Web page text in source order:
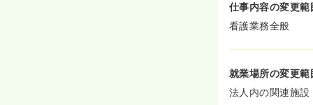
仕事内容の変更範
看護業務全般
就業場所の変更範
法人内の関連施設